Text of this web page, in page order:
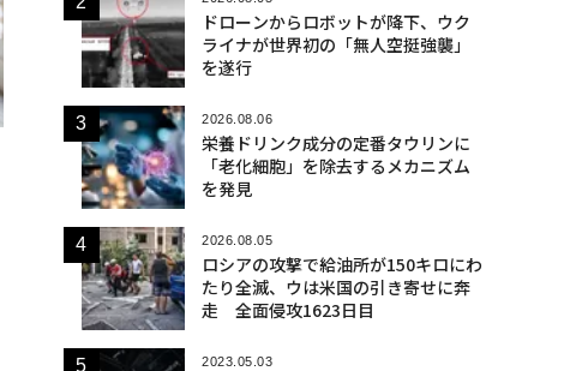
ドローンからロボットが降下、ウク
ライナが世界初の「無人空挺強襲」
を遂行
2026.08.06
栄養ドリンク成分の定番タウリンに
「老化細胞」を除去するメカニズム
を発見
2026.08.05
ロシアの攻撃で給油所が150キロにわ
たり全滅、ウは米国の引き寄せに奔
走 全面侵攻1623日目
2023.05.03